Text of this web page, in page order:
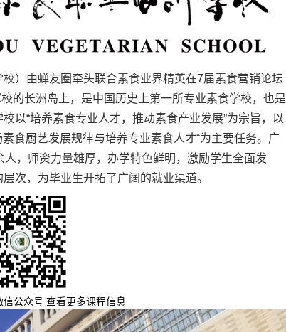
）由蝉友圈牵头联合素食业界精英在7届素食营销论坛
的长洲岛上，是中国历史上第一所专业素食学校，也是
以“培养素食专业人才，推动素食产业发展”为宗旨，以
食厨艺发展规律与培养专业素食人才“为主要任务。广
，师资力量雄厚，办学特色鲜明，激励学生全面发
次，为毕业生开拓了广阔的就业渠道。
公众号 查看更多课程信息